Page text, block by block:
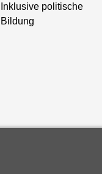
Inklusive politische
Bildung